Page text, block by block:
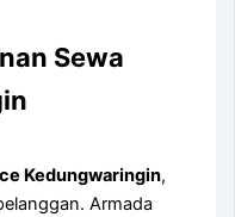
Sewa
Kedungwaringin,
Armada